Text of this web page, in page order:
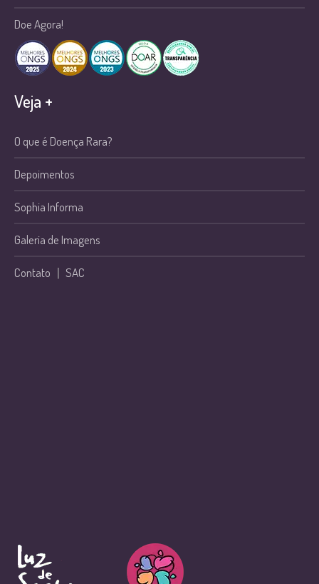
Doe Agora!
Veja +
O que é Doença Rara?
Depoimentos
Sophia Informa
Galeria de Imagens
Contato |SAC